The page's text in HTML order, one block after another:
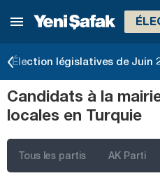
Élection législatives de Juin
Candidats à la
locales en Turquie
Tous les partis AK Parti
Denizli
Edirne
Elazığ
Erzurum